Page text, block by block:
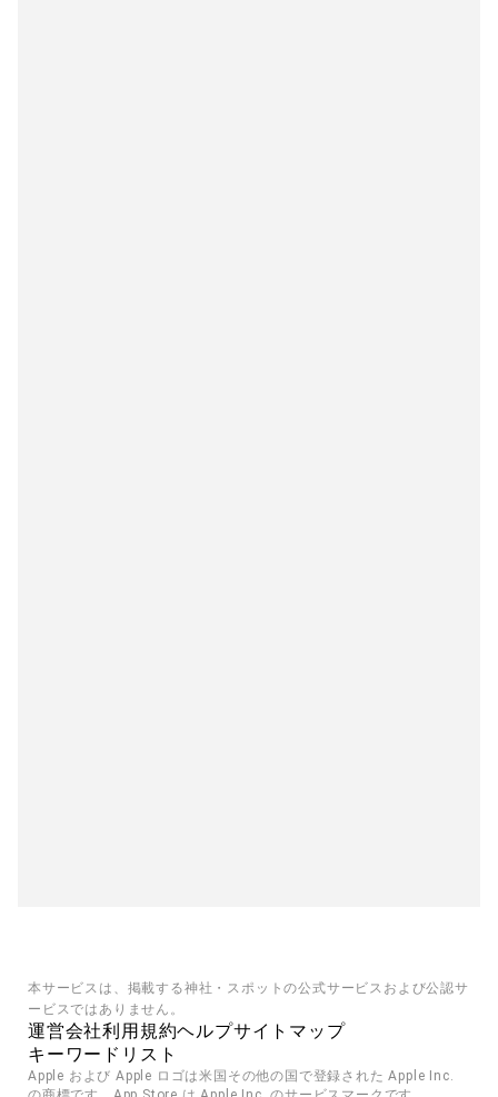
本サービスは、掲載する神社・スポットの公式サービスおよび公認サ
ービスではありません。
運営会社利用規約ヘルプサイトマップ
キーワードリスト
Apple および Apple ロゴは米国その他の国で登録された Apple Inc.